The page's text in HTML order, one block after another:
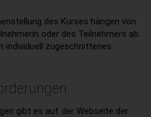
des Kurses hängen von
oder des Teilnehmers ab.
individuell zugeschnittenes
gibt es auf der Webseite der